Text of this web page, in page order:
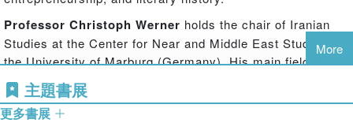
Challenging a limited understanding of authoritarian rule under Reza
Shah, this book is a useful contribution to existing literature for
students and scholars of Middle Eastern History, Iranian History
Professor Christoph Werner holds the chair of Iranian
Studies at the Center for Near and Middle East Studies at
the University of Marburg (Germany). His main fields of
interest are Qajar history, vaqf studies, and modern
Persian literature.
More
主題書展
更多書展